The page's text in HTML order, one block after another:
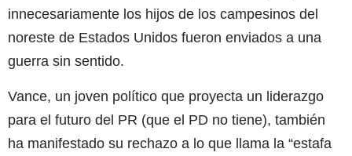
innecesariamente los hijos de los campesinos del
noreste de Estados Unidos fueron enviados a una
guerra sin sentido.
Vance, un joven político que proyecta un liderazgo
para el futuro del PR (que el PD no tiene), también
ha manifestado su rechazo a lo que llama la “estafa